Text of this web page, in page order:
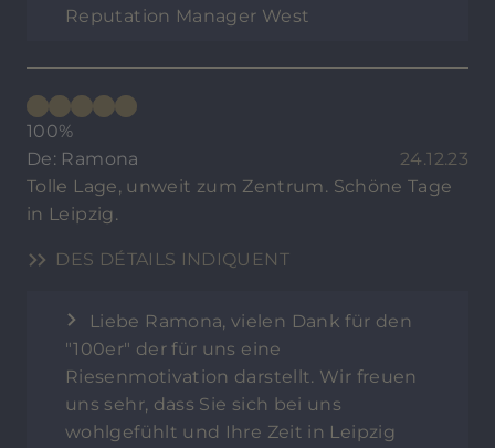
Reputation Manager West
100%
De: Ramona
24.12.23
Tolle Lage, unweit zum Zentrum. Schöne Tage
in Leipzig.
DES DÉTAILS INDIQUENT
Liebe Ramona, vielen Dank für den
"100er" der für uns eine
Riesenmotivation darstellt. Wir freuen
uns sehr, dass Sie sich bei uns
wohlgefühlt und Ihre Zeit in Leipzig